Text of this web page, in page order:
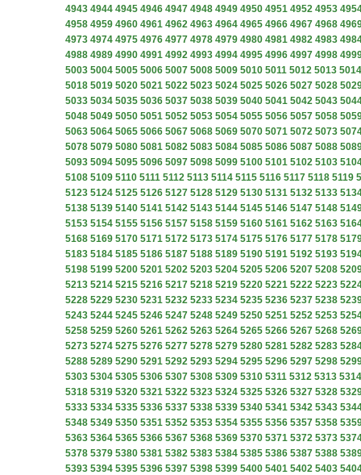
4943 4944 4945 4946 4947 4948 4949 4950 4951 4952 4953
4958 4959 4960 4961 4962 4963 4964 4965 4966 4967 4968
4973 4974 4975 4976 4977 4978 4979 4980 4981 4982 4983
4988 4989 4990 4991 4992 4993 4994 4995 4996 4997 4998
5003 5004 5005 5006 5007 5008 5009 5010 5011 5012 5013 5014
5018 5019 5020 5021 5022 5023 5024 5025 5026 5027 5028
5033 5034 5035 5036 5037 5038 5039 5040 5041 5042 5043
5048 5049 5050 5051 5052 5053 5054 5055 5056 5057 5058
5063 5064 5065 5066 5067 5068 5069 5070 5071 5072 5073
5078 5079 5080 5081 5082 5083 5084 5085 5086 5087 5088
5093 5094 5095 5096 5097 5098 5099 5100 5101 5102 5103
5108 5109 5110 5111 5112 5113 5114 5115 5116 5117 5118 5119
5123 5124 5125 5126 5127 5128 5129 5130 5131 5132 5133
5138 5139 5140 5141 5142 5143 5144 5145 5146 5147 5148
5153 5154 5155 5156 5157 5158 5159 5160 5161 5162 5163
5168 5169 5170 5171 5172 5173 5174 5175 5176 5177 5178
5183 5184 5185 5186 5187 5188 5189 5190 5191 5192 5193
5198 5199 5200 5201 5202 5203 5204 5205 5206 5207 5208
5213 5214 5215 5216 5217 5218 5219 5220 5221 5222 5223
5228 5229 5230 5231 5232 5233 5234 5235 5236 5237 5238
5243 5244 5245 5246 5247 5248 5249 5250 5251 5252 5253
5258 5259 5260 5261 5262 5263 5264 5265 5266 5267 5268
5273 5274 5275 5276 5277 5278 5279 5280 5281 5282 5283
5288 5289 5290 5291 5292 5293 5294 5295 5296 5297 5298
5303 5304 5305 5306 5307 5308 5309 5310 5311 5312 5313 5314
5318 5319 5320 5321 5322 5323 5324 5325 5326 5327 5328
5333 5334 5335 5336 5337 5338 5339 5340 5341 5342 5343
5348 5349 5350 5351 5352 5353 5354 5355 5356 5357 5358
5363 5364 5365 5366 5367 5368 5369 5370 5371 5372 5373
5378 5379 5380 5381 5382 5383 5384 5385 5386 5387 5388
5393 5394 5395 5396 5397 5398 5399 5400 5401 5402 5403